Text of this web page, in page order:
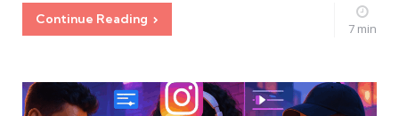
Continue Reading
7 min